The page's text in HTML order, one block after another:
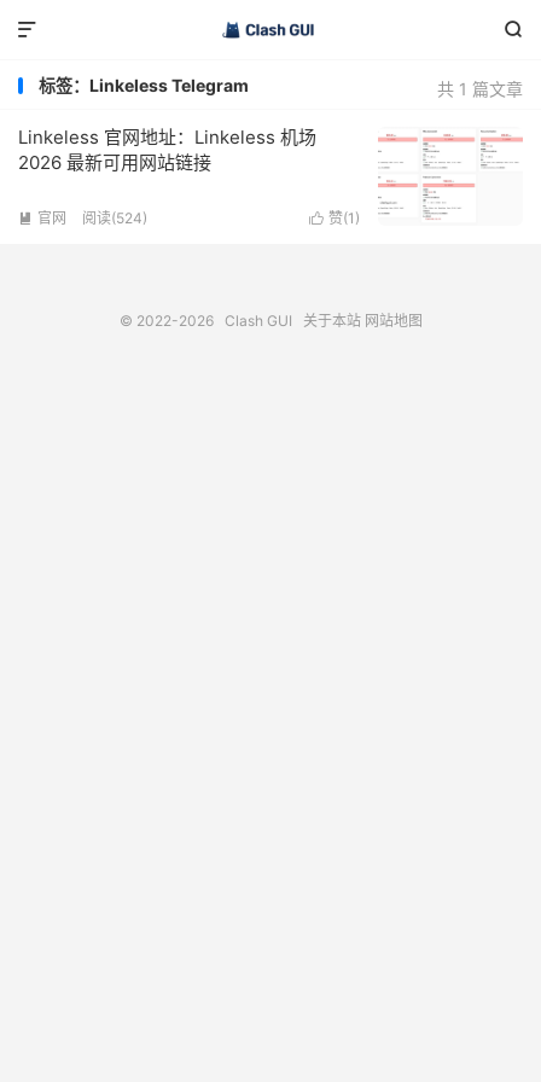


共 1 篇文章
标签：Linkeless Telegram
Linkeless 官网地址：Linkeless 机场
2026 最新可用网站链接
 赞(1 )
 官网 阅读(524)
© 2022-2026 Clash GUI 关于本站 网站地图